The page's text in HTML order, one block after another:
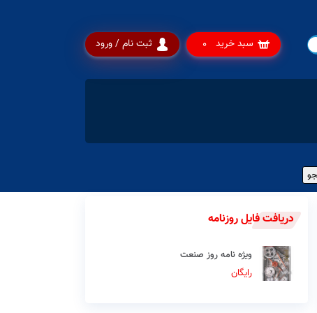
ثبت نام / ورود سبد خرید 0
دریافت فایل روزنامه
ویژه نامه روز صنعت
رایگان